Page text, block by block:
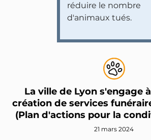
réduire le nombre
d'animaux tués.
La ville de Lyon s'engage
création de services
(Plan d'actions pour la
21 mars 2024